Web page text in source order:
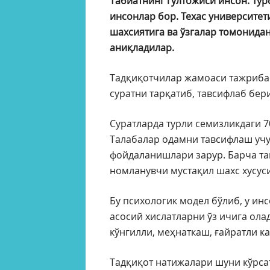
инсонлар бор. Техас
шахсиятига ва ўзгалар
аниқладилар.
Тадқиқотчилар жамоаси
суратни тарқатиб, тавсифлаб
Суратларда турли семизликдаги
Талабалар одамни тавсифлаш
фойдаланишлари зарур. Барча
номланувчи мустақил шахс
Бу психологик модел бўлиб, у
асосий хислатларни ўз ичига
кўнгилли, меҳнаткаш, ғайратли
Тадқиқот натижалари шуни